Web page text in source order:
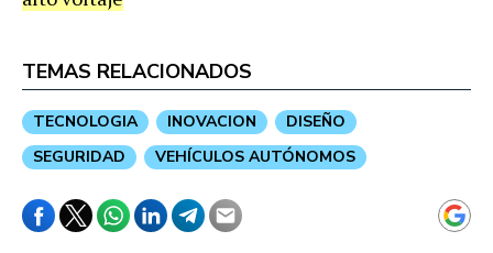
TEMAS RELACIONADOS
TECNOLOGIA INOVACION
DISEÑO
SEGURIDAD
VEHÍCULOS AUTÓNOMOS